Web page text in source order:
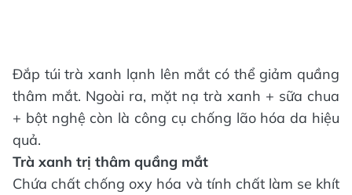
Đắp túi trà xanh lạnh lên mắt có thể giảm quầng
thâm mắt. Ngoài ra, mặt nạ trà xanh + sữa chua
+ bột nghệ còn là công cụ chống lão hóa da hiệu
quả.
Trà xanh trị thâm quầng mắt
Chứa chất chống oxy hóa và tính chất làm se khít